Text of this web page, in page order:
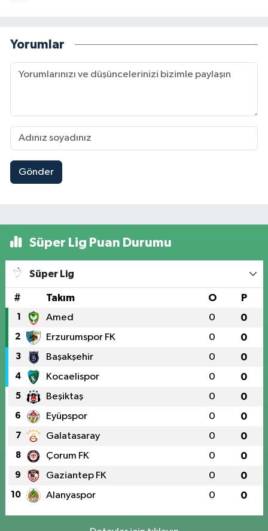
Yorumlar
Gönder
Süper Lig Puan Durumu
Süper Lig
# Takım O P
1 Amed 0 0
2 Erzurumspor FK 0 0
3 Başakşehir 0 0
4 Kocaelispor 0 0
5 Beşiktaş 0 0
6 Eyüpspor 0 0
7 Galatasaray 0 0
8 Çorum FK 0 0
9 Gaziantep FK 0 0
10 Alanyaspor 0 0